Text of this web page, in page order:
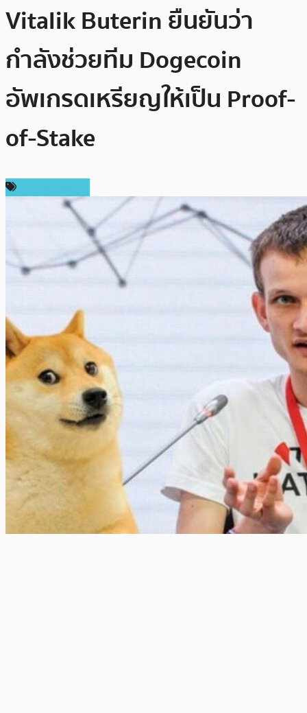
Vitalik Buterin ยืนยันว่า
กำลังช่วยทีม Dogecoin
อัพเกรดเหรียญให้เป็น Proof-
of-Stake